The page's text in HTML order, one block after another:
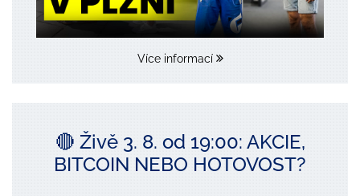
Více informací
🔴 Živě 3. 8. od 19:00: AKCIE,
BITCOIN NEBO HOTOVOST?